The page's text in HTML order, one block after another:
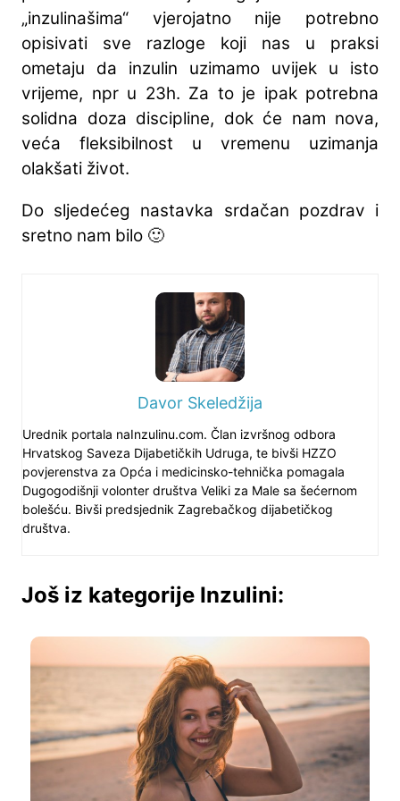
„inzulinašima“ vjerojatno nije potrebno
opisivati sve razloge koji nas u praksi
ometaju da inzulin uzimamo uvijek u isto
vrijeme, npr u 23h. Za to je ipak potrebna
solidna doza discipline, dok će nam nova,
veća fleksibilnost u vremenu uzimanja
olakšati život.
Do sljedećeg nastavka srdačan pozdrav i
sretno nam bilo 🙂
Davor Skeledžija
Urednik portala naInzulinu.com. Član izvršnog odbora
Hrvatskog Saveza Dijabetičkih Udruga, te bivši HZZO
povjerenstva za Opća i medicinsko-tehnička pomagala
Dugogodišnji volonter društva Veliki za Male sa šećernom
bolešću. Bivši predsjednik Zagrebačkog dijabetičkog
društva.
Još iz kategorije Inzulini: